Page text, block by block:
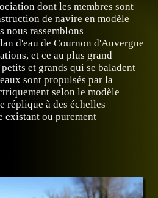
dont les membres sont
de navire en modèle
nous rassemblons
d'eau de Cournon d'Auvergne
et ce au plus grand
et grands qui se baladent
sont propulsés par la
selon le modèle
réplique à des échelles
existant ou purement